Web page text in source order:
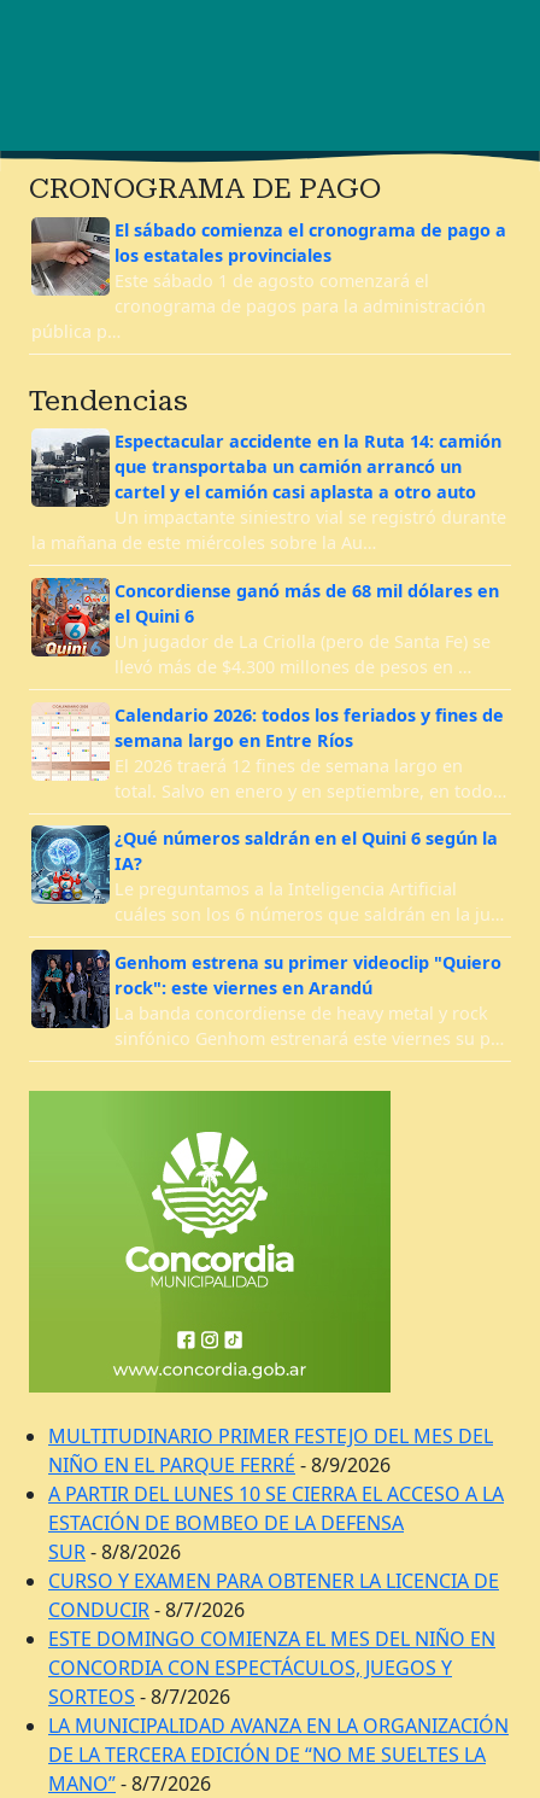
CRONOGRAMA DE PAGO
El sábado comienza el cronograma de pago a
los estatales provinciales
Este sábado 1 de agosto comenzará el
cronograma de pagos para la administración
pública p…
Tendencias
Espectacular accidente en la Ruta 14: camión
que transportaba un camión arrancó un
cartel y el camión casi aplasta a otro auto
Un impactante siniestro vial se registró durante
la mañana de este miércoles sobre la Au…
Concordiense ganó más de 68 mil dólares en
el Quini 6
Un jugador de La Criolla (pero de Santa Fe) se
llevó más de $4.300 millones de pesos en …
Calendario 2026: todos los feriados y fines de
semana largo en Entre Ríos
El 2026 traerá 12 fines de semana largo en
total. Salvo en enero y en septiembre, en todo…
¿Qué números saldrán en el Quini 6 según la
IA?
Le preguntamos a la Inteligencia Artificial
cuáles son los 6 números que saldrán en la ju…
Genhom estrena su primer videoclip "Quiero
rock": este viernes en Arandú
La banda concordiense de heavy metal y rock
sinfónico Genhom estrenará este viernes su p…
MULTITUDINARIO PRIMER FESTEJO DEL MES DEL
NIÑO EN EL PARQUE FERRÉ - 8/9/2026
A PARTIR DEL LUNES 10 SE CIERRA EL ACCESO A LA
ESTACIÓN DE BOMBEO DE LA DEFENSA
SUR- 8/8/2026
CURSO Y EXAMEN PARA OBTENER LA LICENCIA DE
CONDUCIR- 8/7/2026
ESTE DOMINGO COMIENZA EL MES DEL NIÑO EN
CONCORDIA CON ESPECTÁCULOS, JUEGOS Y
SORTEOS - 8/7/2026
LA MUNICIPALIDAD AVANZA EN LA ORGANIZACIÓN
DE LA TERCERA EDICIÓN DE “NO ME SUELTES LA
MANO”- 8/7/2026